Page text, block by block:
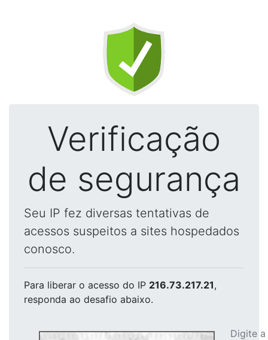
Verificação
de segurança
Seu IP fez diversas tentativas de
acessos suspeitos a sites hospedados
conosco.
Para liberar o acesso do IP 216.73.217.21,
responda ao desafio abaixo.
Digite